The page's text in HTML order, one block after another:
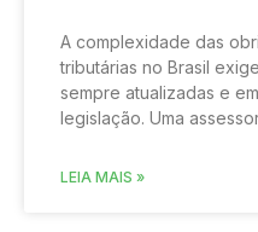
A complexidade das
tributárias no Brasil
sempre atualizadas e
legislação. Uma
LEIA MAIS »